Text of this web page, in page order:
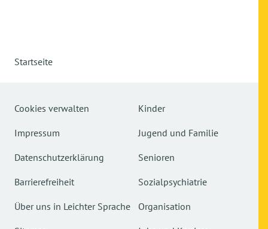
Startseite
Cookies verwalten
Impressum
Datenschutzerklärung
Barrierefreiheit
Über uns in Leichter Sprache
Kinder
Jugend und Familie
Senioren
Sozialpsychiatrie
Organisation